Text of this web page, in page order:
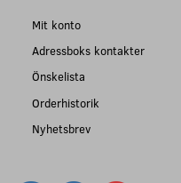
Mit konto
Adressboks kontakter
Önskelista
Orderhistorik
Nyhetsbrev